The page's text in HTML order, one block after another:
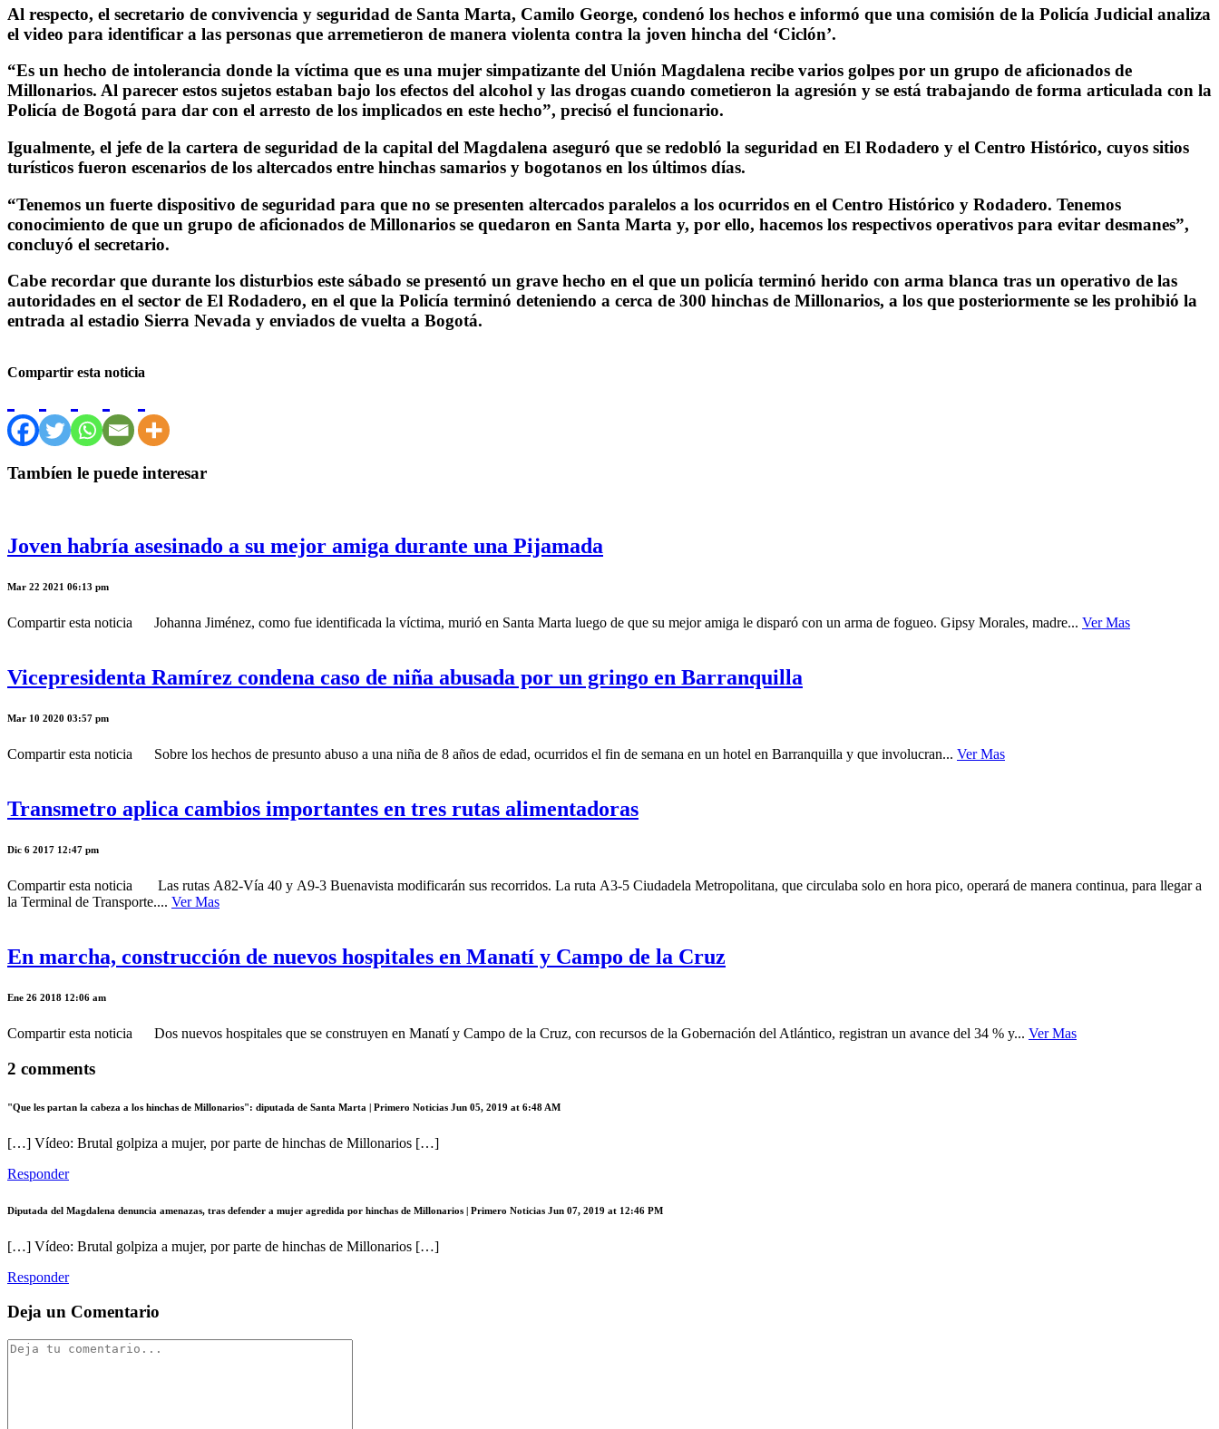
Al respecto, el secretario de convivencia y seguridad de Santa Marta, Camilo George, condenó los hechos e informó que una comisión de la Policía Judicial analiza
el video para identificar a las personas que arremetieron de manera violenta contra la joven hincha del ‘Ciclón’.
“Es un hecho de intolerancia donde la víctima que es una mujer simpatizante del Unión Magdalena recibe varios golpes por un grupo de aficionados de
Millonarios. Al parecer estos sujetos estaban bajo los efectos del alcohol y las drogas cuando cometieron la agresión y se está trabajando de forma articulada con la
Policía de Bogotá para dar con el arresto de los implicados en este hecho”, precisó el funcionario.
Igualmente, el jefe de la cartera de seguridad de la capital del Magdalena aseguró que se redobló la seguridad en El Rodadero y el Centro Histórico, cuyos sitios
turísticos fueron escenarios de los altercados entre hinchas samarios y bogotanos en los últimos días.
“Tenemos un fuerte dispositivo de seguridad para que no se presenten altercados paralelos a los ocurridos en el Centro Histórico y Rodadero. Tenemos
conocimiento de que un grupo de aficionados de Millonarios se quedaron en Santa Marta y, por ello, hacemos los respectivos operativos para evitar desmanes”,
concluyó el secretario.
Cabe recordar que durante los disturbios este sábado se presentó un grave hecho en el que un policía terminó herido con arma blanca tras un operativo de las
autoridades en el sector de El Rodadero, en el que la Policía terminó deteniendo a cerca de 300 hinchas de Millonarios, a los que posteriormente se les prohibió la
entrada al estadio Sierra Nevada y enviados de vuelta a Bogotá.
Compartir esta noticia
Tambíen le puede interesar
Joven habría asesinado a su mejor amiga durante una Pijamada
Mar 22 2021 06:13 pm
Compartir esta noticia Johanna Jiménez, como fue identificada la víctima, murió en Santa Marta luego de que su mejor amiga le disparó con un arma de fogueo. Gipsy Morales, madre... Ver Mas
Vicepresidenta Ramírez condena caso de niña abusada por un gringo en Barranquilla
Mar 10 2020 03:57 pm
Compartir esta noticia Sobre los hechos de presunto abuso a una niña de 8 años de edad, ocurridos el fin de semana en un hotel en Barranquilla y que involucran... Ver Mas
Transmetro aplica cambios importantes en tres rutas alimentadoras
Dic 6 2017 12:47 pm
Compartir esta noticia Las rutas A82-Vía 40 y A9-3 Buenavista modificarán sus recorridos. La ruta A3-5 Ciudadela Metropolitana, que circulaba solo en hora pico, operará de manera continua, para llegar a
la Terminal de Transporte.... Ver Mas
En marcha, construcción de nuevos hospitales en Manatí y Campo de la Cruz
Ene 26 2018 12:06 am
Compartir esta noticia Dos nuevos hospitales que se construyen en Manatí y Campo de la Cruz, con recursos de la Gobernación del Atlántico, registran un avance del 34 % y... Ver Mas
2 comments
"Que les partan la cabeza a los hinchas de Millonarios": diputada de Santa Marta | Primero Noticias Jun 05, 2019 at 6:48 AM
[…] Vídeo: Brutal golpiza a mujer, por parte de hinchas de Millonarios […]
Responder
Diputada del Magdalena denuncia amenazas, tras defender a mujer agredida por hinchas de Millonarios | Primero Noticias Jun 07, 2019 at 12:46 PM
[…] Vídeo: Brutal golpiza a mujer, por parte de hinchas de Millonarios […]
Responder
Deja un Comentario